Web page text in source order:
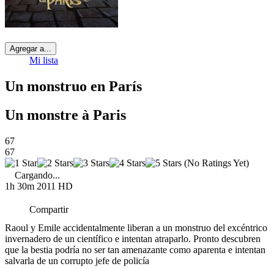
Agregar a...
Mi lista
Un monstruo en París
Un monstre à Paris
67
67
(No Ratings Yet)
Cargando...
1h 30m 2011 HD
Compartir
Raoul y Emile accidentalmente liberan a un monstruo del excéntrico
invernadero de un científico e intentan atraparlo. Pronto descubren
que la bestia podría no ser tan amenazante como aparenta e intentan
salvarla de un corrupto jefe de policía